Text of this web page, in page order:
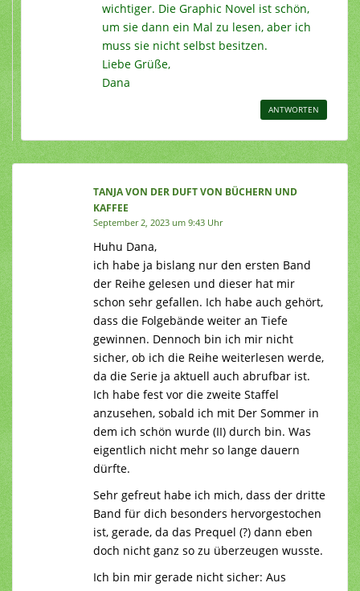
wichtiger. Die Graphic Novel ist schön,
um sie dann ein Mal zu lesen, aber ich
muss sie nicht selbst besitzen.
Liebe Grüße,
Dana
ANTWORTEN
TANJA VON DER DUFT VON BÜCHERN UND
KAFFEE
September 2, 2023 um 9:43 Uhr
Huhu Dana,
ich habe ja bislang nur den ersten Band
der Reihe gelesen und dieser hat mir
schon sehr gefallen. Ich habe auch gehört,
dass die Folgebände weiter an Tiefe
gewinnen. Dennoch bin ich mir nicht
sicher, ob ich die Reihe weiterlesen werde,
da die Serie ja aktuell auch abrufbar ist.
Ich habe fest vor die zweite Staffel
anzusehen, sobald ich mit Der Sommer in
dem ich schön wurde (II) durch bin. Was
eigentlich nicht mehr so lange dauern
dürfte.
Sehr gefreut habe ich mich, dass der dritte
Band für dich besonders hervorgestochen
ist, gerade, da das Prequel (?) dann eben
doch nicht ganz so zu überzeugen wusste.
Ich bin mir gerade nicht sicher: Aus